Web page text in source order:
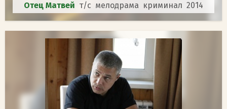
Отец Матвей т/с мелодрама криминал 2014